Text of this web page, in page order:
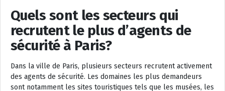
Quels sont les secteurs qui
recrutent le plus d’agents de
sécurité à Paris?
Dans la ville de Paris, plusieurs secteurs recrutent activement
des agents de sécurité. Les domaines les plus demandeurs
sont notamment les sites touristiques tels que les musées, les